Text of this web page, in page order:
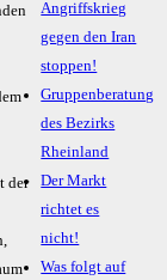
der
Angriffskrieg
gegen den Iran
stoppen!
Gruppenberatung
des Bezirks
Rheinland
Der Markt
richtet es
nicht!
Was folgt auf